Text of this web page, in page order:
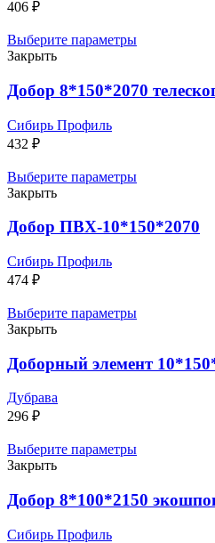
406 ₽
Выберите параметры
Закрыть
Добор 8*150*2070
Сибирь Профиль
432 ₽
Выберите параметры
Закрыть
Добор ПВХ-10*150*2070
Сибирь Профиль
474 ₽
Выберите параметры
Закрыть
Доборный элемент
Дубрава
296 ₽
Выберите параметры
Закрыть
Добор 8*100*2150
Сибирь Профиль